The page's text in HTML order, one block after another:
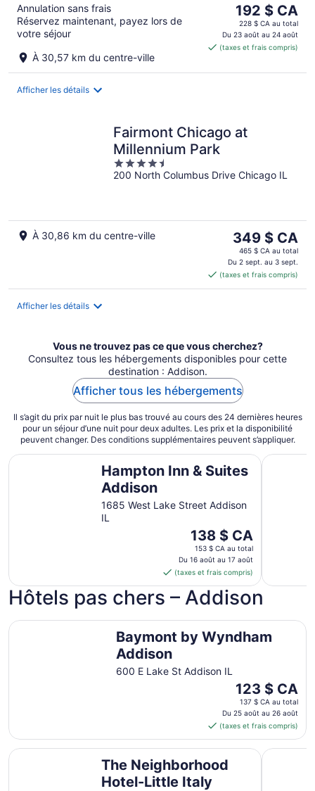
Annulation sans frais
Réservez maintenant, payez lors de
votre séjour
À 30,57 km du centre-ville
Le
prix
est
de 192 $ CA
192 $ CA
228 $ CA au total
Du 23 août au 24 août
(taxes et frais compris)
Afficher les détails
Fairmont Chicago at
Millennium Park
4.5
out
200 North Columbus Drive Chicago IL
À 30,86 km du centre-ville
Le
prix
est
de 349 $ CA
par
349 $ CA
465 $ CA au total
Du 2 sept. au 3 sept.
(taxes et frais compris)
Afficher les détails
Vous ne trouvez pas ce que vous cherchez?
Consultez tous les hébergements disponibles pour cette
destination : Addison.
Afficher tous les hébergements
Il s’agit du prix par nuit le plus bas trouvé au cours des 24 dernières heures
pour un séjour d’une nuit pour deux adultes. Les prix et la disponibilité
peuvent changer. Des conditions supplémentaires peuvent s’appliquer.
Hampton Inn & Suites
Addison
1685 West Lake Street Addison
IL
Le
prix
est
de 138 $ CA
par
nuit
du 16
août
au 17
138 $ CA
153 $ CA au total
Du 16 août au 17 août
(taxes et frais compris)
Hampton Inn & Suites Addison Baymont
Hôtels pas chers – Addison
Baymont by Wyndham
Addison
600 E Lake St Addison IL
Le
prix
est
de 123 $ CA
par
123 $ CA
137 $ CA au total
Du 25 août au 26 août
(taxes et frais compris)
Baymont by Wyndham Addison
The Neighborhood
Hotel-Little Italy
The Neighborhood Hotel-Little Italy Kasa